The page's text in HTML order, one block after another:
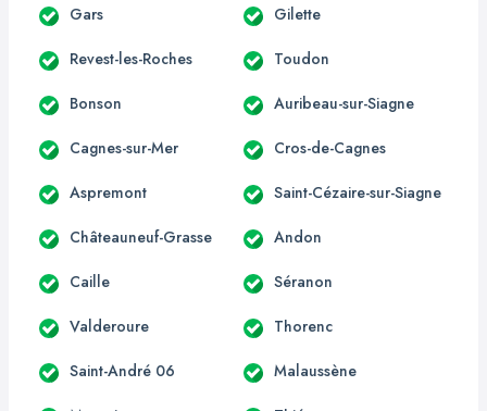
Gars Gilette
Revest-les-Roches Toudon
Bonson Auribeau-sur-Siagne
Cagnes-sur-Mer Cros-de-Cagnes
Aspremont Saint-Cézaire-sur-Siagne
Châteauneuf-Grasse Andon
Caille Séranon
Valderoure Thorenc
Saint-André 06 Malaussène